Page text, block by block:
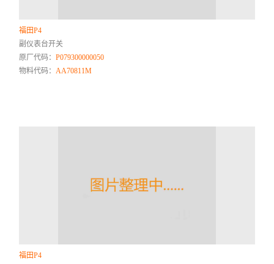
福田P4
副仪表台开关
原厂代码：P079300000050
物料代码：AA70811M
福田P4